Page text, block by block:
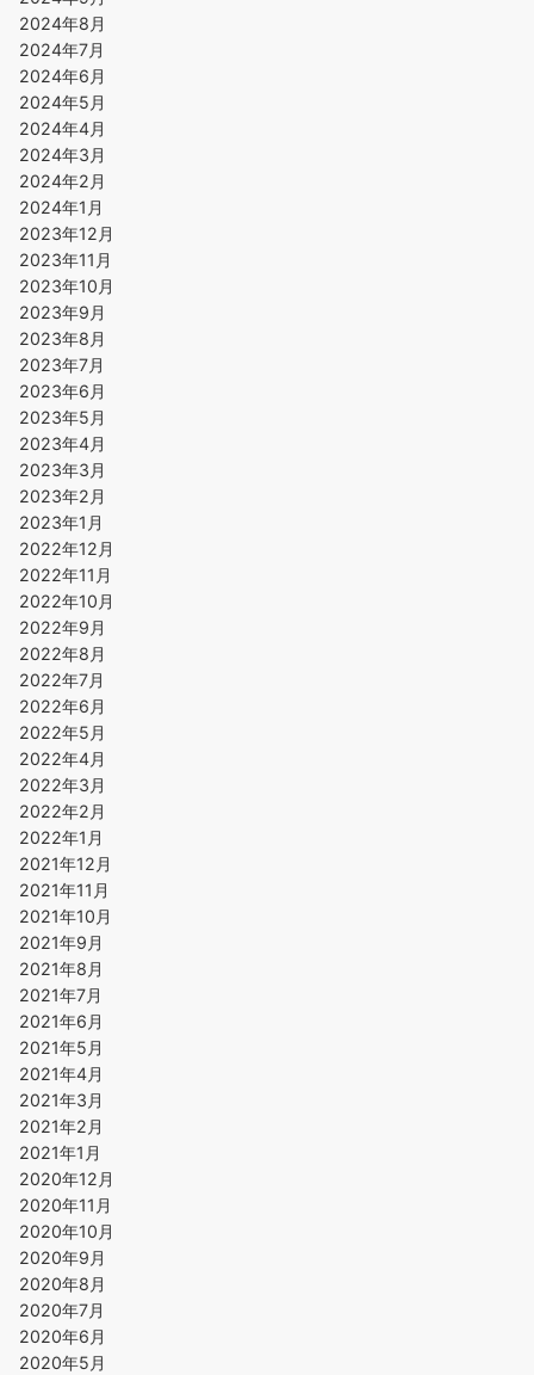
2024年8月
2024年7月
2024年6月
2024年5月
2024年4月
2024年3月
2024年2月
2024年1月
2023年12月
2023年11月
2023年10月
2023年9月
2023年8月
2023年7月
2023年6月
2023年5月
2023年4月
2023年3月
2023年2月
2023年1月
2022年12月
2022年11月
2022年10月
2022年9月
2022年8月
2022年7月
2022年6月
2022年5月
2022年4月
2022年3月
2022年2月
2022年1月
2021年12月
2021年11月
2021年10月
2021年9月
2021年8月
2021年7月
2021年6月
2021年5月
2021年4月
2021年3月
2021年2月
2021年1月
2020年12月
2020年11月
2020年10月
2020年9月
2020年8月
2020年7月
2020年6月
2020年5月